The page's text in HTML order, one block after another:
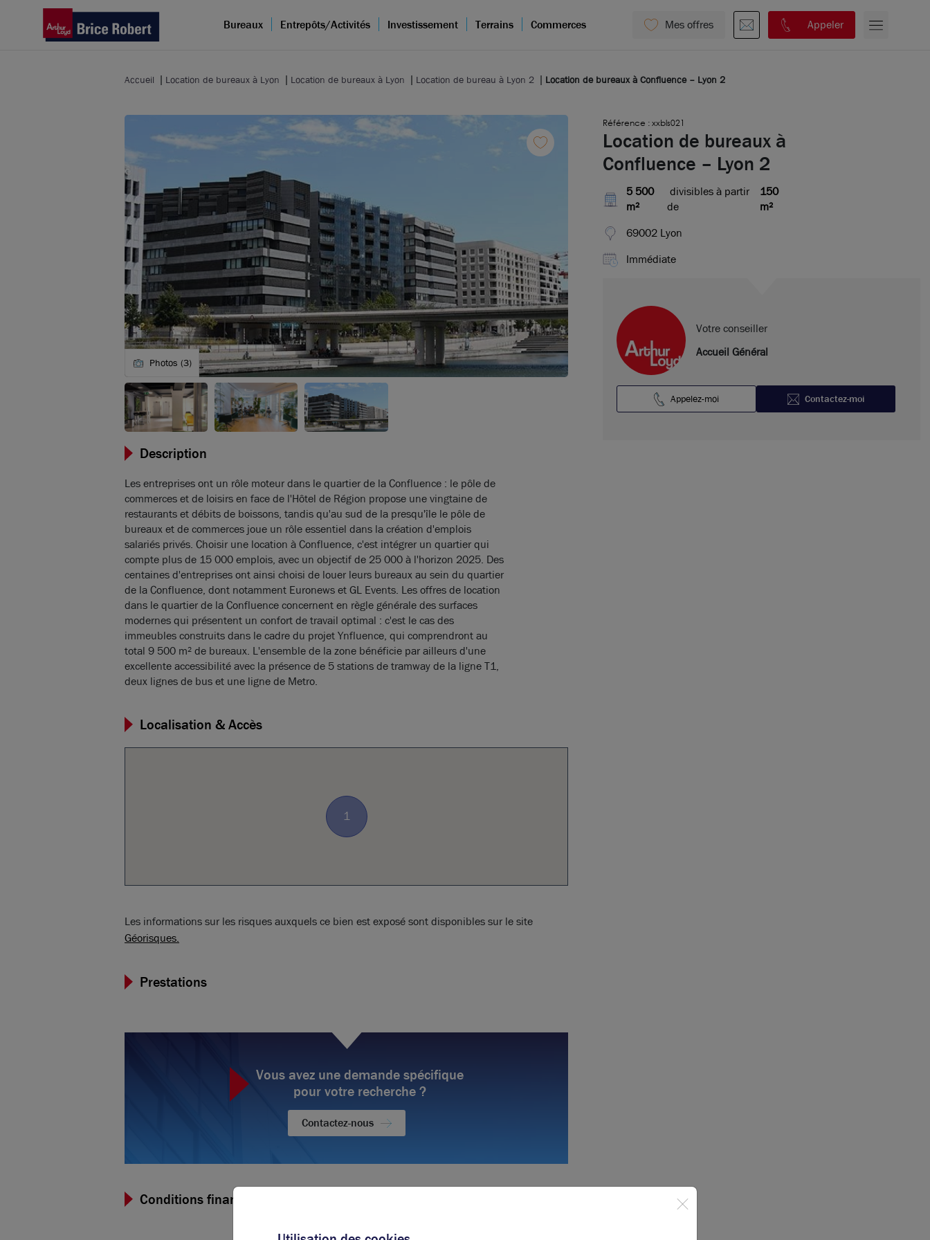
Bureaux Entrepôts/Activités Investissement Terrains Commerces Mes offres Appeler
Accueil Location de bureaux à Lyon Location de bureaux à Lyon Location de bureau à Lyon 2 Location de bureaux à Confluence – Lyon 2
Référence : xxbls021
Location de bureaux à
Confluence – Lyon 2
5 500
m²
divisibles à partir
de
150
m²
69002 Lyon
Immédiate
Votre conseiller
Accueil Général
Appelez-moi Contactez-moi
Photos (3)
Description
Les entreprises ont un rôle moteur dans le quartier de la Confluence : le pôle de
commerces et de loisirs en face de l'Hôtel de Région propose une vingtaine de
restaurants et débits de boissons, tandis qu'au sud de la presqu'île le pôle de
bureaux et de commerces joue un rôle essentiel dans la création d'emplois
salariés privés. Choisir une location à Confluence, c'est intégrer un quartier qui
compte plus de 15 000 emplois, avec un objectif de 25 000 à l'horizon 2025. Des
centaines d'entreprises ont ainsi choisi de louer leurs bureaux au sein du quartier
de la Confluence, dont notamment Euronews et GL Events. Les offres de location
dans le quartier de la Confluence concernent en règle générale des surfaces
modernes qui présentent un confort de travail optimal : c'est le cas des
immeubles construits dans le cadre du projet Ynfluence, qui comprendront au
total 9 500 m² de bureaux. L'ensemble de la zone bénéficie par ailleurs d'une
excellente accessibilité avec la présence de 5 stations de tramway de la ligne T1,
deux lignes de bus et une ligne de Metro.
Localisation & Accès
1
Les informations sur les risques auxquels ce bien est exposé sont disponibles sur le site
Géorisques.
Prestations
Vous avez une demande spécifique
pour votre recherche ?
Contactez-nous
Conditions financières et dispositions